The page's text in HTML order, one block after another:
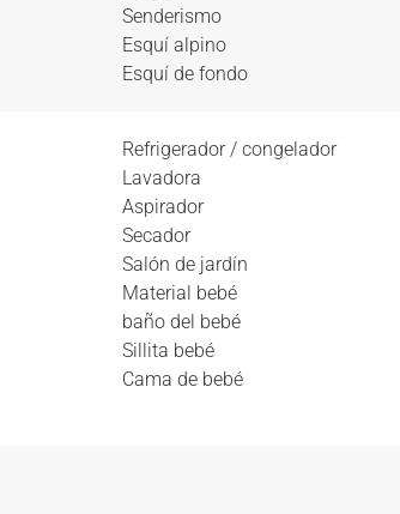
Senderismo
Esquí alpino
Esquí de fondo
Refrigerador / congelador
Lavadora
Aspirador
Secador
Salón de jardín
Material bebé
baño del bebé
Sillita bebé
Cama de bebé